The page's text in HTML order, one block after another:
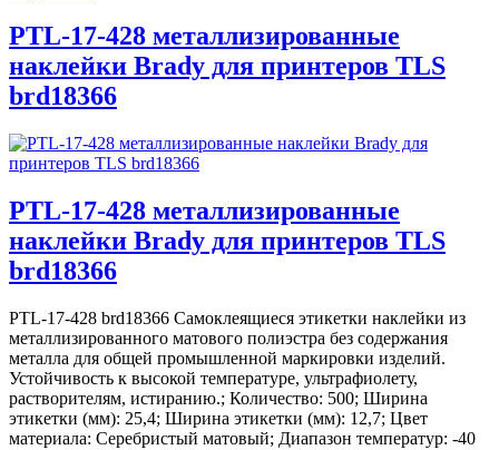
PTL-17-428 металлизированные
наклейки Brady для принтеров TLS
brd18366
PTL-17-428 металлизированные
наклейки Brady для принтеров TLS
brd18366
PTL-17-428 brd18366 Самоклеящиеся этикетки наклейки из
металлизированного матового полиэстра без содержания
металла для общей промышленной маркировки изделий.
Устойчивость к высокой температуре, ультрафиолету,
растворителям, истиранию.; Количество: 500; Ширина
этикетки (мм): 25,4; Ширина этикетки (мм): 12,7; Цвет
материала: Серебристый матовый; Диапазон температур: -40